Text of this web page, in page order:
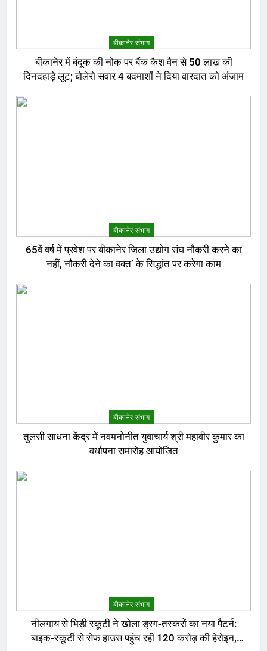
बीकानेर संभाग
बीकानेर में बंदूक की नोक पर बैंक कैश वैन से 50 लाख की
दिनदहाड़े लूट; बोलेरो सवार 4 बदमाशों ने दिया वारदात को अंजाम
बीकानेर संभाग
65वें वर्ष में प्रवेश पर बीकानेर जिला उद्योग संघ नौकरी करने का
नहीं, नौकरी देने का वक्त’ के सिद्धांत पर करेगा काम
बीकानेर संभाग
तुलसी साधना केंद्र में नवमनोनीत युवाचार्य श्री महावीर कुमार का
वर्धापना समारोह आयोजित
बीकानेर संभाग
नीलगाय से भिड़ी स्कूटी ने खोला ड्रग-तस्करों का नया पैटर्न:
बाइक-स्कूटी से सेफ हाउस पहुंच रही 120 करोड़ की हेरोइन,